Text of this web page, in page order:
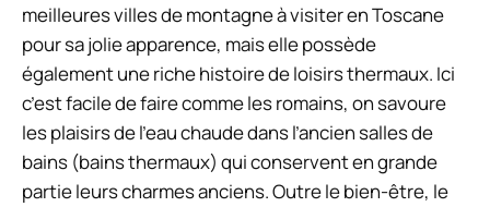
meilleures villes de montagne à visiter en Toscane
pour sa jolie apparence, mais elle possède
également une riche histoire de loisirs thermaux. Ici
c’est facile de faire comme les romains, on savoure
les plaisirs de l’eau chaude dans l’anciensalles de
bains (bains thermaux) qui conservent en grande
partie leurs charmes anciens. Outre le bien-être, le